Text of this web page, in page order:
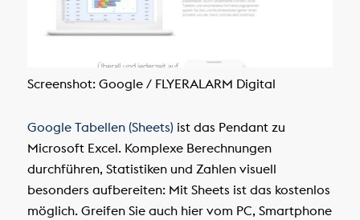
Screenshot: Google / FLYERALARM Digital
Google Tabellen (Sheets) ist das Pendant zu
Microsoft Excel. Komplexe Berechnungen
durchführen, Statistiken und Zahlen visuell
besonders aufbereiten: Mit Sheets ist das kostenlos
möglich. Greifen Sie auch hier vom PC, Smartphone